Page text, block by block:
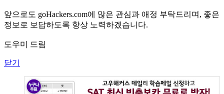
앞으로도 goHackers.com에 많은 관심과 애정 부탁드리며, 좋은
정보로 보답하도록 항상 노력하겠습니다.
도우미 드림
닫기